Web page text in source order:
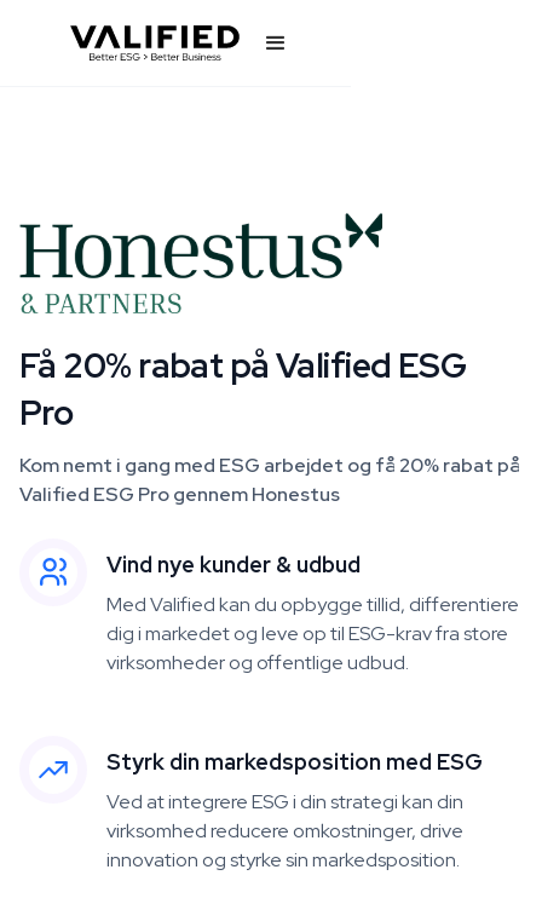
Få 20% rabat på Valified ESG
Pro
Kom nemt i gang med ESG arbejdet og få 20% rabat på
Valified ESG Pro gennem Honestus
Vind nye kunder & udbud
Med Valified kan du opbygge tillid, differentiere
dig i markedet og leve op til ESG-krav fra store
virksomheder og offentlige udbud.
Styrk din markedsposition med ESG
Ved at integrere ESG i din strategi kan din
virksomhed reducere omkostninger, drive
innovation og styrke sin markedsposition.